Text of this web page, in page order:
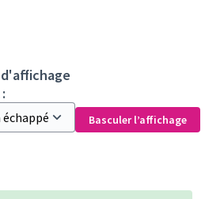
Basculer l’affichage